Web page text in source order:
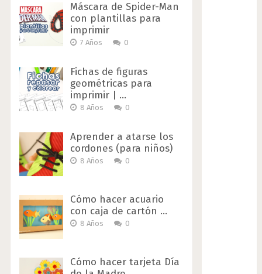
Máscara de Spider-Man
con plantillas para
imprimir
7 Años 0
Fichas de figuras
geométricas para
imprimir | …
8 Años 0
Aprender a atarse los
cordones (para niños)
8 Años 0
Cómo hacer acuario
con caja de cartón …
8 Años 0
Cómo hacer tarjeta Día